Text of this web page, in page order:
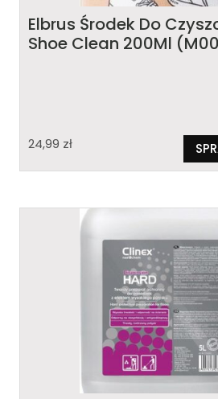
Elbrus Środek Do
Shoe Clean 200Ml
24,99 zł